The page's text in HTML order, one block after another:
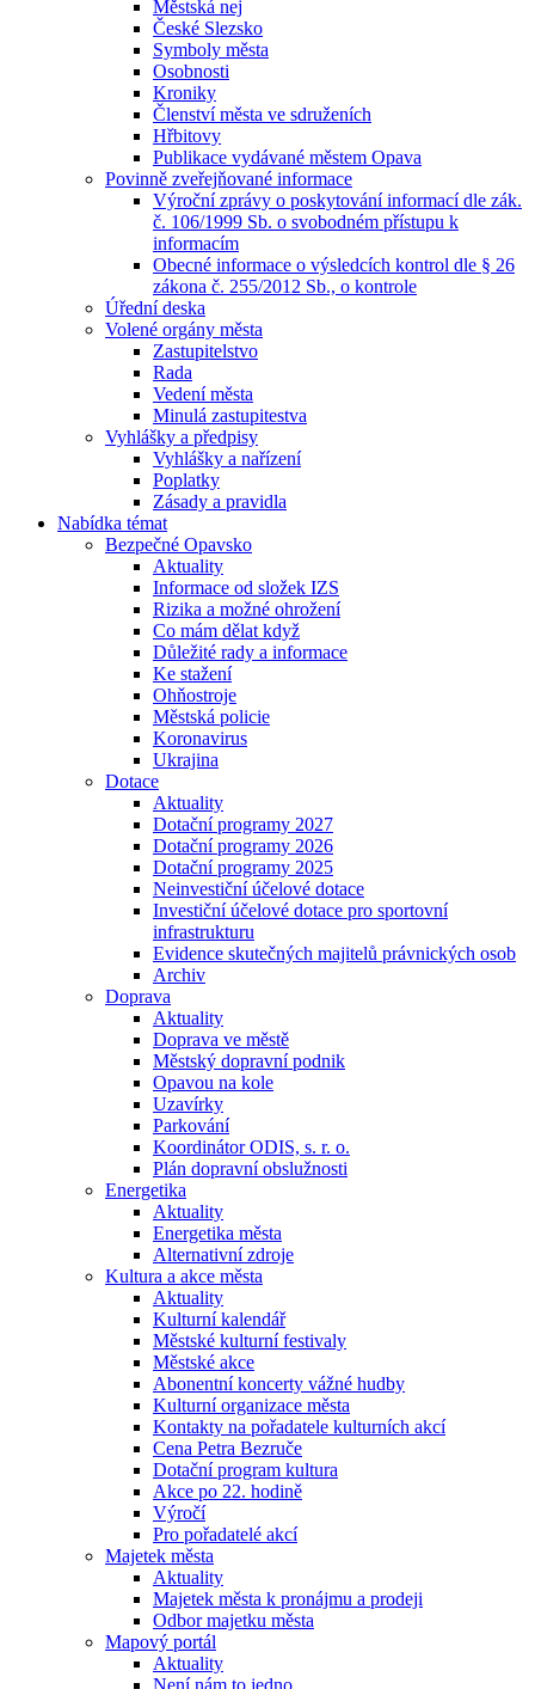
Městská nej
České Slezsko
Symboly města
Osobnosti
Kroniky
Členství města ve sdruženích
Hřbitovy
Publikace vydávané městem Opava
Povinně zveřejňované informace
Výroční zprávy o poskytování informací dle zák.
č. 106/1999 Sb. o svobodném přístupu k
informacím
Obecné informace o výsledcích kontrol dle § 26
zákona č. 255/2012 Sb., o kontrole
Úřední deska
Volené orgány města
Zastupitelstvo
Rada
Vedení města
Minulá zastupitestva
Vyhlášky a předpisy
Vyhlášky a nařízení
Poplatky
Zásady a pravidla
Nabídka témat
Bezpečné Opavsko
Aktuality
Informace od složek IZS
Rizika a možné ohrožení
Co mám dělat když
Důležité rady a informace
Ke stažení
Ohňostroje
Městská policie
Koronavirus
Ukrajina
Dotace
Aktuality
Dotační programy 2027
Dotační programy 2026
Dotační programy 2025
Neinvestiční účelové dotace
Investiční účelové dotace pro sportovní
infrastrukturu
Evidence skutečných majitelů právnických osob
Archiv
Doprava
Aktuality
Doprava ve městě
Městský dopravní podnik
Opavou na kole
Uzavírky
Parkování
Koordinátor ODIS, s. r. o.
Plán dopravní obslužnosti
Energetika
Aktuality
Energetika města
Alternativní zdroje
Kultura a akce města
Aktuality
Kulturní kalendář
Městské kulturní festivaly
Městské akce
Abonentní koncerty vážné hudby
Kulturní organizace města
Kontakty na pořadatele kulturních akcí
Cena Petra Bezruče
Dotační program kultura
Akce po 22. hodině
Výročí
Pro pořadatelé akcí
Majetek města
Aktuality
Majetek města k pronájmu a prodeji
Odbor majetku města
Mapový portál
Aktuality